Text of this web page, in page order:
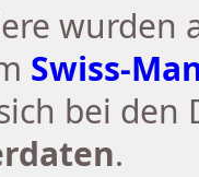
Swiss-
bei
.